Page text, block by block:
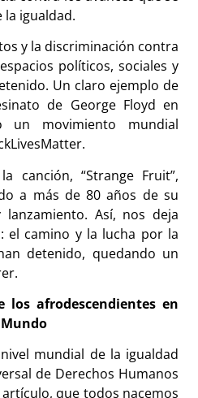
la igualdad.
y la discriminación contra
políticos, sociales y
Un claro ejemplo de
de George Floyd en
un movimiento mundial
canción, “Strange Fruit”,
a más de 80 años de su
Así, nos deja
el camino y la lucha por la
detenido, quedando un
los afrodescendientes en
mundial de la igualdad
de Derechos Humanos
que todos nacemos